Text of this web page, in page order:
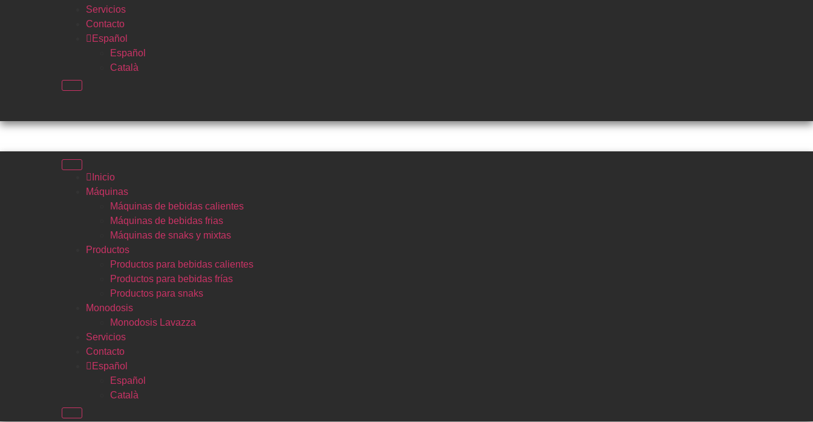
Servicios
Contacto
Español
Español
Català
Inicio
Máquinas
Máquinas de bebidas calientes
Máquinas de bebidas frias
Máquinas de snaks y mixtas
Productos
Productos para bebidas calientes
Productos para bebidas frías
Productos para snaks
Monodosis
Monodosis Lavazza
Servicios
Contacto
Español
Español
Català